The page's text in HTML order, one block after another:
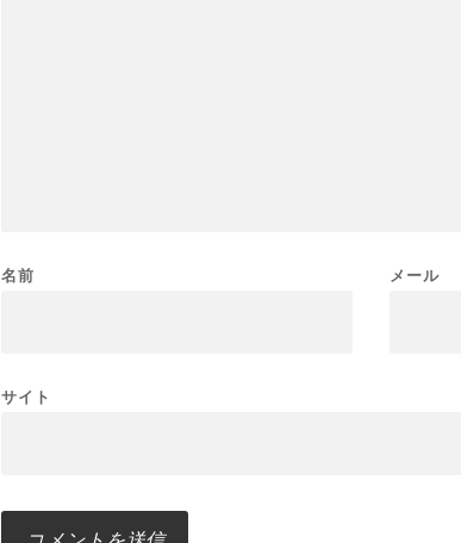
名前 メール
サイト